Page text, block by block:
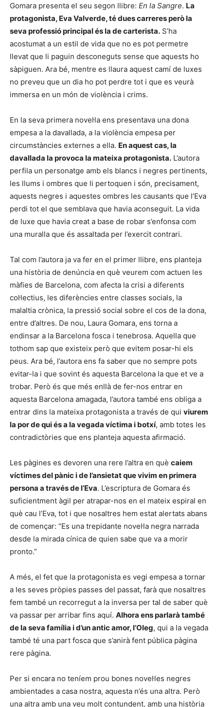
Gomara presenta el seu segon llibre: En la Sangre. La
protagonista, Eva Valverde, té dues carreres però la
seva professió principal és la de carterista. S’ha
acostumat a un estil de vida que no es pot permetre
llevat que li paguin desconeguts sense que aquests ho
sàpiguen. Ara bé, mentre es llaura aquest camí de luxes
no preveu que un dia ho pot perdre tot i que es veurà
immersa en un món de violència i crims.
En la seva primera novel·la ens presentava una dona
empesa a la davallada, a la violència empesa per
circumstàncies externes a ella. En aquest cas, la
davallada la provoca la mateixa protagonista. L’autora
perfila un personatge amb els blancs i negres pertinents,
les llums i ombres que li pertoquen i són, precisament,
aquests negres i aquestes ombres les causants que l’Eva
perdi tot el que semblava que havia aconseguit. La vida
de luxe que havia creat a base de robar s’enfonsa com
una muralla que és assaltada per l’exercit contrari.
Tal com l’autora ja va fer en el primer llibre, ens planteja
una història de denúncia en què veurem com actuen les
màfies de Barcelona, com afecta la crisi a diferents
col·lectius, les diferències entre classes socials, la
malaltia crònica, la pressió social sobre el cos de la dona,
entre d’altres. De nou, Laura Gomara, ens torna a
endinsar a la Barcelona fosca i tenebrosa. Aquella que
tothom sap que existeix però que evitem posar-hi els
peus. Ara bé, l’autora ens fa saber que no sempre pots
evitar-la i que sovint és aquesta Barcelona la que et ve a
trobar. Però és que més enllà de fer-nos entrar en
aquesta Barcelona amagada, l’autora també ens obliga a
entrar dins la mateixa protagonista a través de qui viurem
la por de qui és a la vegada víctima i botxí, amb totes les
contradictòries que ens planteja aquesta afirmació.
Les pàgines es devoren una rere l’altra en què caiem
víctimes del pànic i de l’ansietat que vivim en primera
persona a través de l’Eva. L’escriptura de Gomara és
suficientment àgil per atrapar-nos en el mateix espiral en
què cau l’Eva, tot i que nosaltres hem estat alertats abans
de començar: “Es una trepidante novel·la negra narrada
desde la mirada cínica de quien sabe que va a morir
pronto.”
A més, el fet que la protagonista es vegi empesa a tornar
a les seves pròpies passes del passat, farà que nosaltres
fem també un recorregut a la inversa per tal de saber què
va passar per arribar fins aquí. Alhora ens parlarà també
de la seva família i d’un antic amor, l’Oleg, qui a la vegada
també té una part fosca que s’anirà fent pública pàgina
rere pàgina.
Per si encara no teníem prou bones novel·les negres
ambientades a casa nostra, aquesta n’és una altra. Però
una altra amb una veu molt contundent, amb una història